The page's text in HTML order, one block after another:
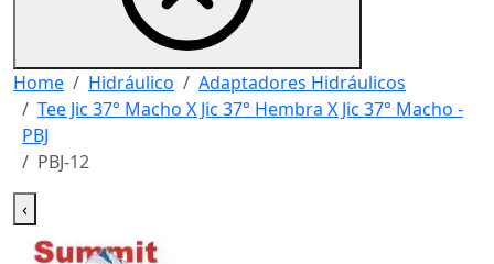
Home Hidráulico
Adaptadores Hidráulicos
Tee Jic 37° Macho X Jic 37° Hembra X Jic 37° Macho -
PBJ
PBJ-12
‹